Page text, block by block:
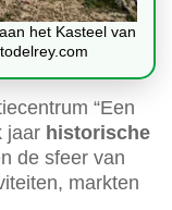
het Kasteel van
“Een
jaar historische
de sfeer van
markten